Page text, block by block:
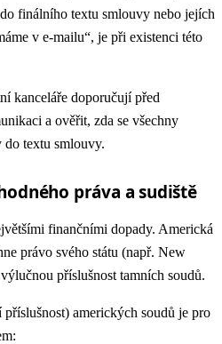
finálního textu smlouvy nebo jejích
v e-mailu“, je při existenci této
kanceláře doporučují před
a ověřit, zda se všechny
textu smlouvy.
práva a sudiště
finančními dopady. Americká
právo svého státu (např. New
příslušnost tamních soudů.
amerických soudů je pro